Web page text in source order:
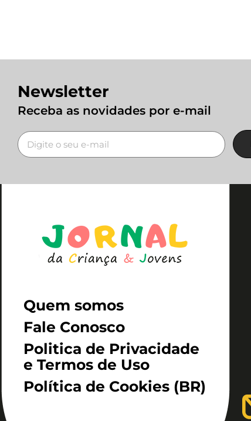
Newsletter
Receba as novidades por e-mail
Quem somos
Fale Conosco
Politica de Privacidade
e Termos de Uso
Política de Cookies (BR)